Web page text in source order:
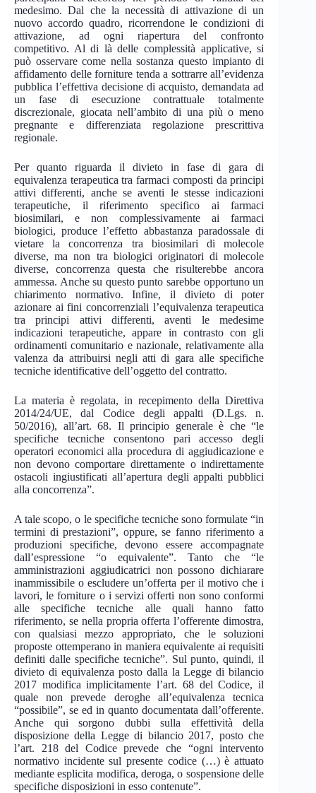
medesimo. Dal che la necessità di attivazione di un
nuovo accordo quadro, ricorrendone le condizioni di
attivazione, ad ogni riapertura del confronto
competitivo. Al di là delle complessità applicative, si
può osservare come nella sostanza questo impianto di
affidamento delle forniture tenda a sottrarre all’evidenza
pubblica l’effettiva decisione di acquisto, demandata ad
un fase di esecuzione contrattuale totalmente
discrezionale, giocata nell’ambito di una più o meno
pregnante e differenziata regolazione prescrittiva
regionale.
Per quanto riguarda il divieto in fase di gara di
equivalenza terapeutica tra farmaci composti da principi
attivi differenti, anche se aventi le stesse indicazioni
terapeutiche, il riferimento specifico ai farmaci
biosimilari, e non complessivamente ai farmaci
biologici, produce l’effetto abbastanza paradossale di
vietare la concorrenza tra biosimilari di molecole
diverse, ma non tra biologici originatori di molecole
diverse, concorrenza questa che risulterebbe ancora
ammessa. Anche su questo punto sarebbe opportuno un
chiarimento normativo. Infine, il divieto di poter
azionare ai fini concorrenziali l’equivalenza terapeutica
tra principi attivi differenti, aventi le medesime
indicazioni terapeutiche, appare in contrasto con gli
ordinamenti comunitario e nazionale, relativamente alla
valenza da attribuirsi negli atti di gara alle specifiche
tecniche identificative dell’oggetto del contratto.
La materia è regolata, in recepimento della Direttiva
2014/24/UE, dal Codice degli appalti (D.Lgs. n.
50/2016), all’art. 68. Il principio generale è che “le
specifiche tecniche consentono pari accesso degli
operatori economici alla procedura di aggiudicazione e
non devono comportare direttamente o indirettamente
ostacoli ingiustificati all’apertura degli appalti pubblici
alla concorrenza”.
A tale scopo, o le specifiche tecniche sono formulate “in
termini di prestazioni”, oppure, se fanno riferimento a
produzioni specifiche, devono essere accompagnate
dall’espressione “o equivalente”. Tanto che “le
amministrazioni aggiudicatrici non possono dichiarare
inammissibile o escludere un’offerta per il motivo che i
lavori, le forniture o i servizi offerti non sono conformi
alle specifiche tecniche alle quali hanno fatto
riferimento, se nella propria offerta l’offerente dimostra,
con qualsiasi mezzo appropriato, che le soluzioni
proposte ottemperano in maniera equivalente ai requisiti
definiti dalle specifiche tecniche”. Sul punto, quindi, il
divieto di equivalenza posto dalla la Legge di bilancio
2017 modifica implicitamente l’art. 68 del Codice, il
quale non prevede deroghe all’equivalenza tecnica
“possibile”, se ed in quanto documentata dall’offerente.
Anche qui sorgono dubbi sulla effettività della
disposizione della Legge di bilancio 2017, posto che
l’art. 218 del Codice prevede che “ogni intervento
normativo incidente sul presente codice (…) è attuato
mediante esplicita modifica, deroga, o sospensione delle
specifiche disposizioni in esso contenute”.